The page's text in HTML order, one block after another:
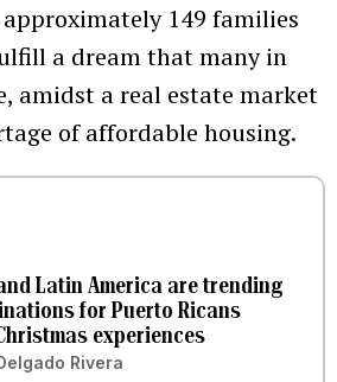
149 families
a dream that many in
amidst a real estate market
of affordable housing.
Latin America are trending
for Puerto Ricans
experiences
Rivera